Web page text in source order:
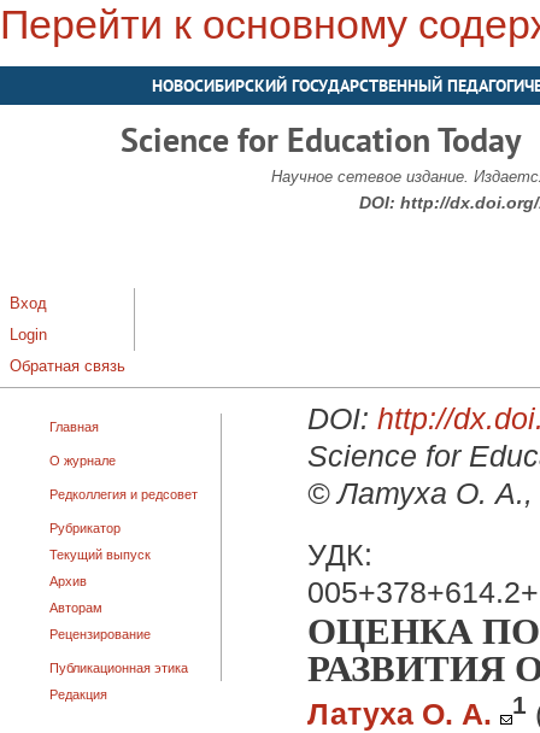
Перейти к основному
НОВОСИБИРСКИЙ ГОСУДАРСТВЕННЫЙ
Science for Education Today
Научное сетевое издание.
DOI: http://dx.doi.org/
Вход
Login
Обратная связь
Главная
О журнале
Редколлегия и редсовет
Рубрикатор
Текущий выпуск
Архив
Авторам
Рецензирование
Публикационная этика
Редакция
DOI: http://
Science for
© Латуха О. А.,
УДК:
ОЦЕНКА
РАЗВИТИЯ
Латуха О. А. 1